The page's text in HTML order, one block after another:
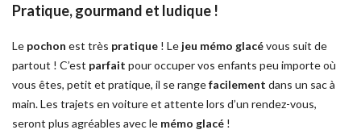
Pratique, gourmand et ludique !
Le pochon est très pratique ! Le jeu mémo glacévous suit de
partout ! C’est parfait pour occuper vos enfants peu importe où
vous êtes, petit et pratique, il se rangefacilement dans un sac à
main. Les trajets en voiture et attente lors d’un rendez-vous,
seront plus agréables avec le mémo glacé !